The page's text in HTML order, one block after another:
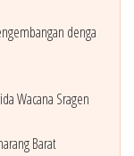
denga
Wacana Sragen
Barat